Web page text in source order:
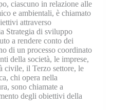
ciascuno in relazione alle
e ambientali, è chiamato
attraverso
Strategia di sviluppo
a rendere conto dei
di un processo coordinato
della società, le imprese,
civile, il Terzo settore, le
chi opera nella
sono chiamate a
degli obiettivi della